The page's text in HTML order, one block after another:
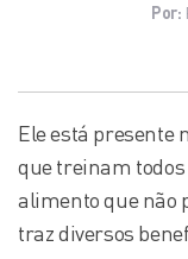
Por:
Ele está presente
que treinam todos
alimento que não
traz diversos